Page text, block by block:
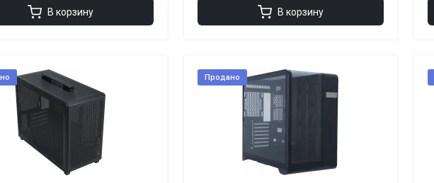
В корзину В корзину
Продано